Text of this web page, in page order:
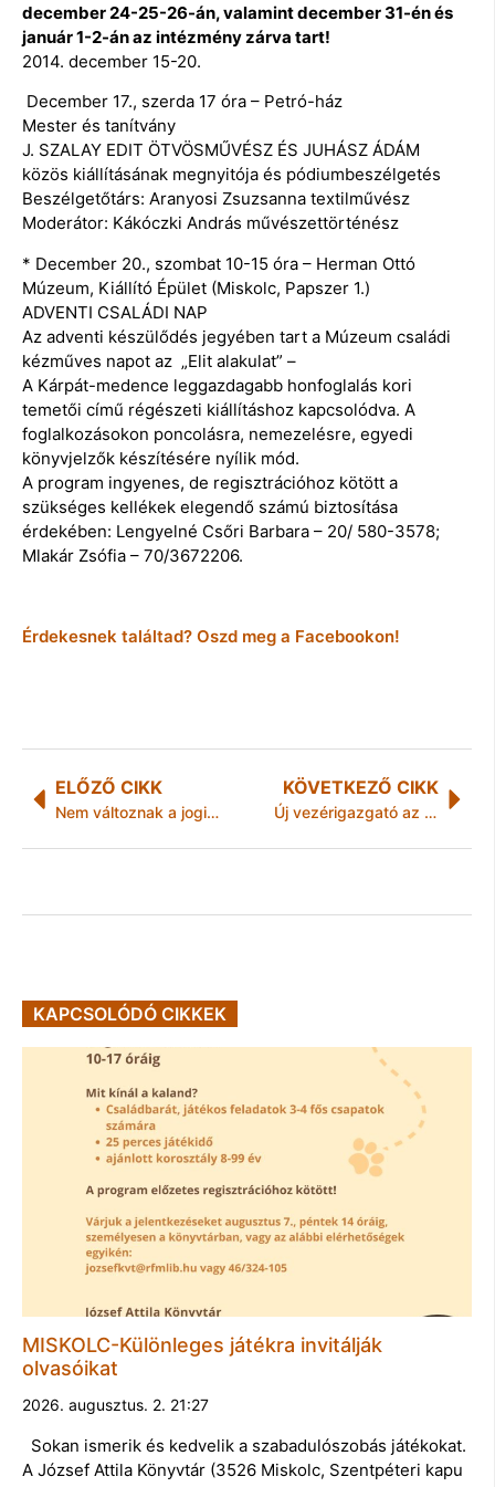
december 24-25-26-án, valamint december 31-én és
január 1-2-án az intézmény zárva tart!
2014. december 15-20.
December 17., szerda 17 óra – Petró-ház
Mester és tanítvány
J. SZALAY EDIT ÖTVÖSMŰVÉSZ ÉS JUHÁSZ ÁDÁM
közös kiállításának megnyitója és pódiumbeszélgetés
Beszélgetőtárs: Aranyosi Zsuzsanna textilművész
Moderátor: Kákóczki András művészettörténész
* December 20., szombat 10-15 óra – Herman Ottó
Múzeum, Kiállító Épület (Miskolc, Papszer 1.)
ADVENTI CSALÁDI NAP
Az adventi készülődés jegyében tart a Múzeum családi
kézműves napot az „Elit alakulat” –
A Kárpát-medence leggazdagabb honfoglalás kori
temetői című régészeti kiállításhoz kapcsolódva. A
foglalkozásokon poncolásra, nemezelésre, egyedi
könyvjelzők készítésére nyílik mód.
A program ingyenes, de regisztrációhoz kötött a
szükséges kellékek elegendő számú biztosítása
érdekében: Lengyelné Csőri Barbara – 20/ 580-3578;
Mlakár Zsófia – 70/3672206.
Érdekesnek találtad? Oszd meg a Facebookon!
ELŐZŐ CIKK
Nem változnak a jogi trendek
KÖVETKEZŐ CIKK
Új vezérigazgató az Exim Bank élén
KAPCSOLÓDÓ CIKKEK
MISKOLC-Különleges játékra invitálják
olvasóikat
2026. augusztus. 2. 21:27
Sokan ismerik és kedvelik a szabadulószobás játékokat.
A József Attila Könyvtár (3526 Miskolc, Szentpéteri kapu